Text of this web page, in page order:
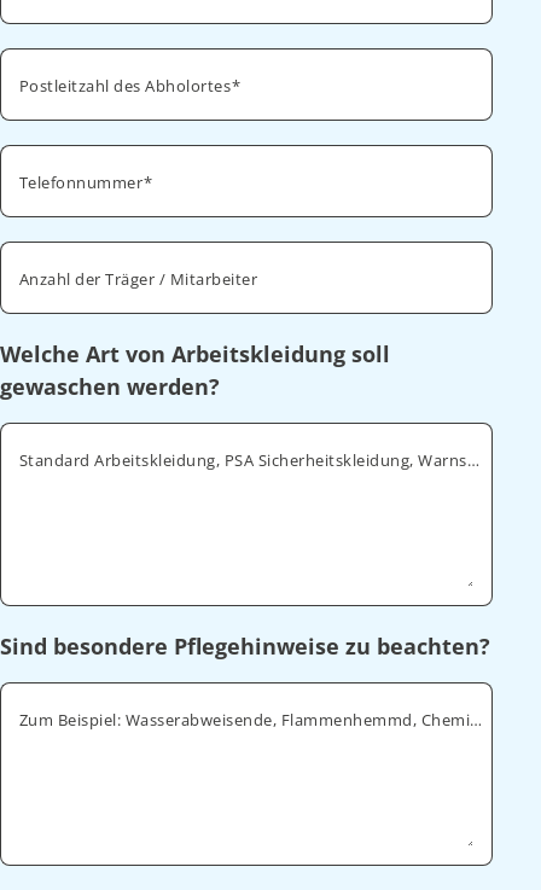
Postleitzahl des Abholortes
Telefonnummer
Anzahl der Träger / Mitarbeiter
Welche Art von Arbeitskleidung soll
gewaschen werden?
Standard Arbeitskleidung, PSA Sicherheitskleidung, Warnschutz, ESD
Sind besondere Pflegehinweise zu beachten?
Zum Beispiel: Wasserabweisende, Flammenhemmd, Chemikalienabweisende